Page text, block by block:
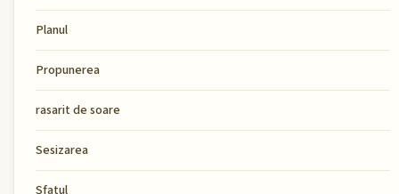
Planul
Propunerea
rasarit de soare
Sesizarea
Sfatul